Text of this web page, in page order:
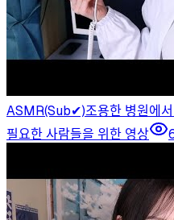
ASMR(Sub✔)조용한 병원에서
필요한 사람들을 위한 영상